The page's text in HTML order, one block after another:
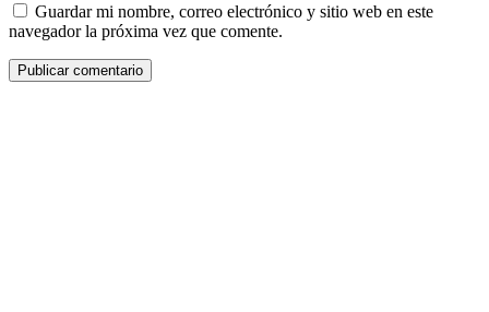
Guardar mi nombre, correo electrónico y sitio web en este
navegador la próxima vez que comente.